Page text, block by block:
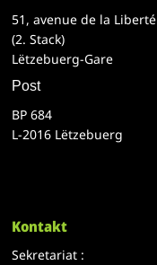
51, avenue de la Liberté
(2. Stack)
Lëtzebuerg-Gare
Post
BP 684
L-2016 Lëtzebuerg
Kontakt
Sekretariat :